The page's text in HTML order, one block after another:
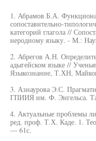
1. Абрамов Б.А.
сопоставительно-
категорий глагола //
неродному языку. - М.:
2. Абрегов А.Н.
адыгейском языке //
Языкознание, Т.ХН,
3. Азнаурова Э.С.
ГПИИЯ им. Ф. Энгельса.
4. Актуальные проблемы
ред. проф. Т.Х. Каде. 1.
— 61с.